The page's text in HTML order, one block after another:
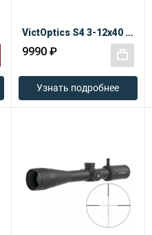
VictOptics S4 3-12x40 SFP
9990 ₽
Узнать подробнее